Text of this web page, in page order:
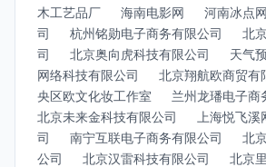
木工艺品厂
海南电影网
河南冰点
司
杭州铭勋电子商务有限公司
北
司
北京奥向虎科技有限公司 天气
网络科技有限公司
北京翔航欧商贸有
央区欧文化妆工作室
兰州龙璠电子商
北京未来金科技有限公司
上海悦飞
司
南宁互联电子商务有限公司
北
公司
北京汉雷科技有限公司
北京